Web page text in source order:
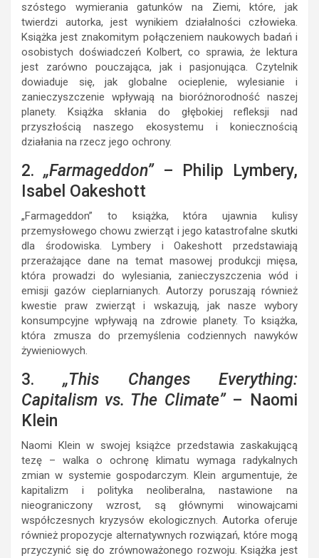
szóstego wymierania gatunków na Ziemi, które, jak
twierdzi autorka, jest wynikiem działalności człowieka.
Książka jest znakomitym połączeniem naukowych badań i
osobistych doświadczeń Kolbert, co sprawia, że lektura
jest zarówno pouczająca, jak i pasjonująca. Czytelnik
dowiaduje się, jak globalne ocieplenie, wylesianie i
zanieczyszczenie wpływają na bioróżnorodność naszej
planety. Książka skłania do głębokiej refleksji nad
przyszłością naszego ekosystemu i koniecznością
działania na rzecz jego ochrony.
2. „Farmageddon”– Philip Lymbery,
Isabel Oakeshott
„Farmageddon” to książka, która ujawnia kulisy
przemysłowego chowu zwierząt i jego katastrofalne skutki
dla środowiska. Lymbery i Oakeshott przedstawiają
przerażające dane na temat masowej produkcji mięsa,
która prowadzi do wylesiania, zanieczyszczenia wód i
emisji gazów cieplarnianych. Autorzy poruszają również
kwestie praw zwierząt i wskazują, jak nasze wybory
konsumpcyjne wpływają na zdrowie planety. To książka,
która zmusza do przemyślenia codziennych nawyków
żywieniowych.
3.„This Changes Everything:
Capitalism vs. The Climate”– Naomi
Klein
Naomi Klein w swojej książce przedstawia zaskakującą
tezę – walka o ochronę klimatu wymaga radykalnych
zmian w systemie gospodarczym. Klein argumentuje, że
kapitalizm i polityka neoliberalna, nastawione na
nieograniczony wzrost, są głównymi winowajcami
współczesnych kryzysów ekologicznych. Autorka oferuje
również propozycje alternatywnych rozwiązań, które mogą
przyczynić się do zrównoważonego rozwoju. Książka jest